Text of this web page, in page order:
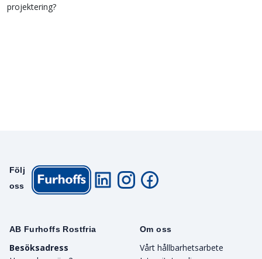
projektering?
AB Furhoffs Rostfria
Besöksadress
Om oss
Vårt hållbarhetsarbete
Följ
oss